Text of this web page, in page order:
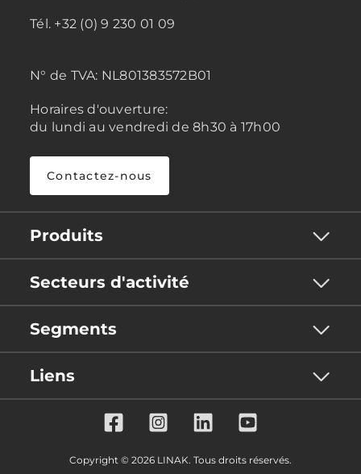
Tél. +32 (0) 9 230 01 09
N° de TVA: NL801383572B01
Horaires d'ouverture:
du lundi au vendredi de 8h30 à 17h00
Contactez-nous
Produits
Secteurs d'activité
Segments
Liens
Copyright © 2026 LINAK. Tous droits réservés.